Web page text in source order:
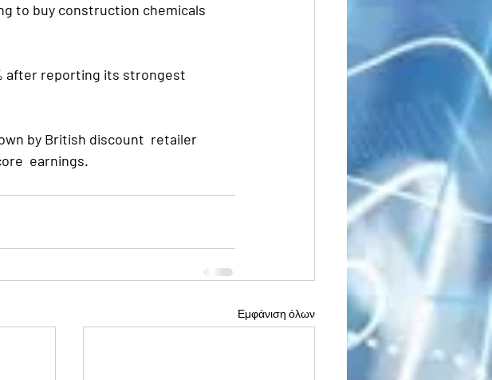
to buy construction chemicals
after reporting its strongest
by British discount  retailer
earnings.
Εμφάνιση όλων